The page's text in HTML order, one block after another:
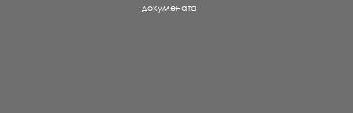
докумената